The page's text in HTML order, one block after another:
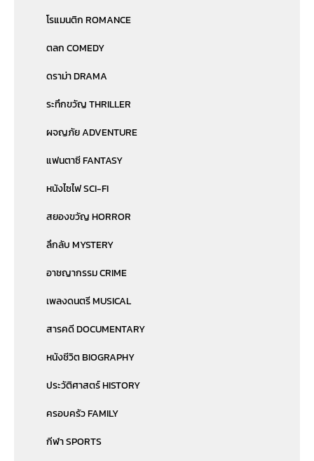
โรแมนติก ROMANCE
ตลก COMEDY
ดราม่า DRAMA
ระทึกขวัญ THRILLER
ผจญภัย ADVENTURE
แฟนตาซี FANTASY
หนังไซไฟ SCI-FI
สยองขวัญ HORROR
ลึกลับ MYSTERY
อาชญากรรม CRIME
เพลงดนตรี MUSICAL
สารคดี DOCUMENTARY
หนังชีวิต BIOGRAPHY
ประวัติศาสตร์ HISTORY
ครอบครัว FAMILY
กีฬา SPORTS